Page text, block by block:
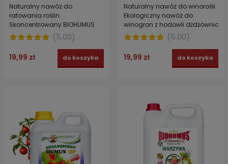
Naturalny nawóz do
ratowania roślin.
Skoncentrowany BIOHUMUS
EXTRA EKODARPOL 1 l
(5.00)
19,99 zł do koszyka
Naturalny nawóz do winorośli.
Ekologiczny nawóz do
winogron z hodowli dżdżownic
kalifornijskich BIOHUMUS EXTRA
EKODARPOL 1 l
(5.00)
19,99 zł do koszyka